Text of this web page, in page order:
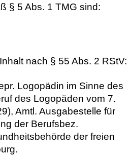
§ 5 Abs. 1 TMG sind:
nach § 55 Abs. 2 RStV:
Logopädin im Sinne des
des Logopäden vom 7.
Amtl. Ausgabestelle für
der Berufsbez.
der freien